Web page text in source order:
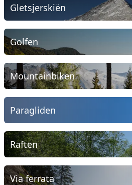
Gletsjerskiën
Golfen
Mountainbiken
Paragliden
Raften
Via ferrata